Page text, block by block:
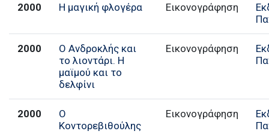
2000 Η μαγική φλογέρα Εικονογράφηση
2000
Ο Ανδροκλής και
το λιοντάρι. Η
μαϊμού και το
δελφίνι
Εικονογράφηση
2000
Ο
Κοντορεβιθούλης
Εικονογράφηση